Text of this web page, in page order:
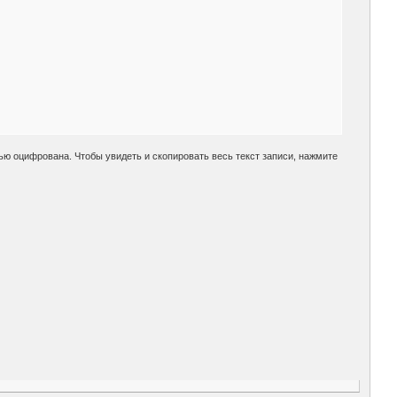
оцифрована. Чтобы увидеть и скопировать весь текст записи, нажмите